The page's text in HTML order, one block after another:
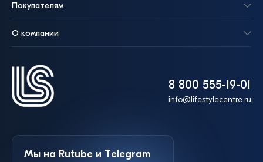
8 800 555-19-01
info@lifestylecentre.ru
Покупателям
О компании
Мы на Rutube и Telegram